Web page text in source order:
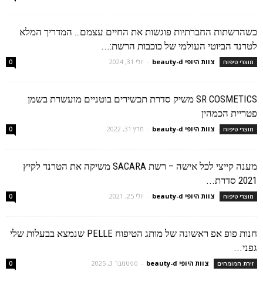
כשהרשתות החברתיות פוגשות את החיים עצמם… המדריך המלא
לטרנד הביוטי העולמי של כוכבות הרשת:...
מוצרי טיפוח צוות היופי beauty-d - יולי 31, 2024 0
SR COSMETICS משיק סדרת תכשירים בוטניים מועשרת בשמן
פטריית הכמהין
מוצרי טיפוח צוות היופי beauty-d - מרץ 31, 2022 0
מענה קייצי לכל אישה – רשת SACARA משיקה את הטרנד לקיץ
2021 סדרת...
מוצרי טיפוח צוות היופי beauty-d - יולי 25, 2021 0
חנות פופ אפ ראשונה של מותג הטיפוח PELLE שנמצא בבעלות שלי
גפני...
זירת המומחים צוות היופי beauty-d - ספטמבר 3, 2025 0